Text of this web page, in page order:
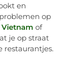
en
op
Vietnam of
je op straat
restaurantjes.